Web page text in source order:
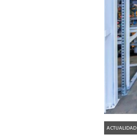
ACTUALIDAD